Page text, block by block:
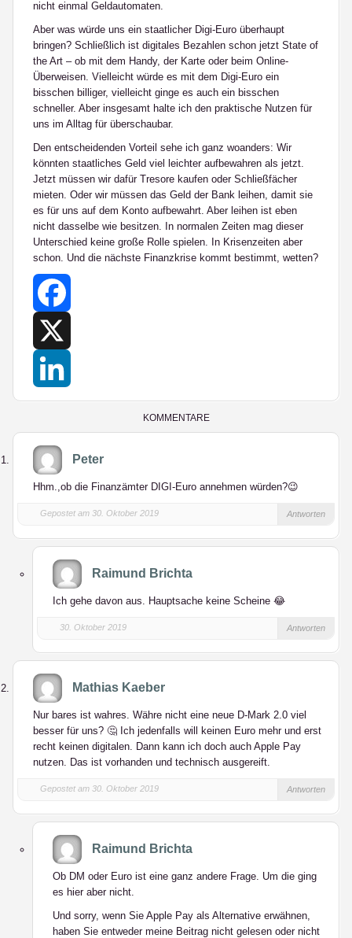
nicht einmal Geldautomaten.
Aber was würde uns ein staatlicher Digi-Euro überhaupt
bringen? Schließlich ist digitales Bezahlen schon jetzt State of
the Art – ob mit dem Handy, der Karte oder beim Online-
Überweisen. Vielleicht würde es mit dem Digi-Euro ein
bisschen billiger, vielleicht ginge es auch ein bisschen
schneller. Aber insgesamt halte ich den praktische Nutzen für
uns im Alltag für überschaubar.
Den entscheidenden Vorteil sehe ich ganz woanders: Wir
könnten staatliches Geld viel leichter aufbewahren als jetzt.
Jetzt müssen wir dafür Tresore kaufen oder Schließfächer
mieten. Oder wir müssen das Geld der Bank leihen, damit sie
es für uns auf dem Konto aufbewahrt. Aber leihen ist eben
nicht dasselbe wie besitzen. In normalen Zeiten mag dieser
Unterschied keine große Rolle spielen. In Krisenzeiten aber
schon. Und die nächste Finanzkrise kommt bestimmt, wetten?
Facebook
KOMMENTARE
Peter
Hhm.,ob die Finanzämter DIGI-Euro annehmen würden?😉
Gepostet am 30. Oktober 2019 Antworten
Raimund Brichta
Ich gehe davon aus. Hauptsache keine Scheine 😂
30. Oktober 2019 Antworten
Mathias Kaeber
Nur bares ist wahres. Währe nicht eine neue D-Mark 2.0 viel
besser für uns? 🤔 Ich jedenfalls will keinen Euro mehr und erst
recht keinen digitalen. Dann kann ich doch auch Apple Pay
nutzen. Das ist vorhanden und technisch ausgereift.
Gepostet am 30. Oktober 2019 Antworten
Raimund Brichta
Ob DM oder Euro ist eine ganz andere Frage. Um die ging
es hier aber nicht.
Und sorry, wenn Sie Apple Pay als Alternative erwähnen,
haben Sie entweder meine Beitrag nicht gelesen oder nicht